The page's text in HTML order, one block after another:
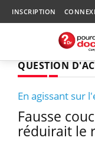
INSCRIPTION
QUESTION
En agissant sur
Fausse
réduirait le